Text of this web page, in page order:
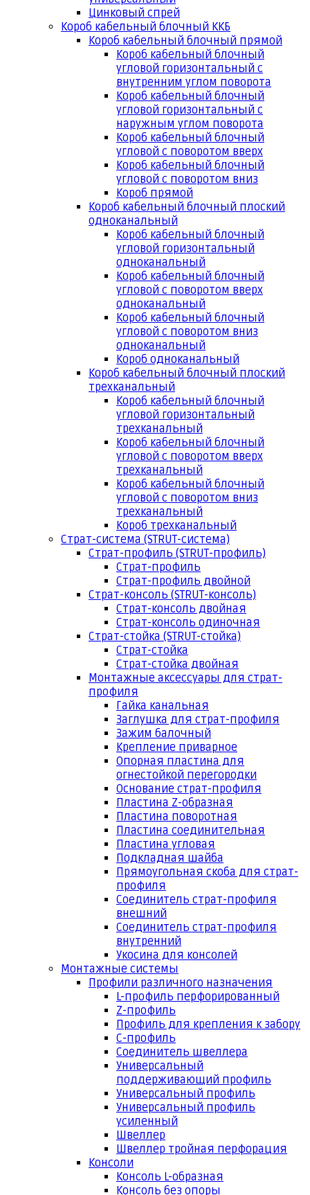
Цинковый спрей
Короб кабельный блочный ККБ
Короб кабельный блочный прямой
Короб кабельный блочный
угловой горизонтальный с
внутренним углом поворота
Короб кабельный блочный
угловой горизонтальный с
наружным углом поворота
Короб кабельный блочный
угловой с поворотом вверх
Короб кабельный блочный
угловой с поворотом вниз
Короб прямой
Короб кабельный блочный плоский
одноканальный
Короб кабельный блочный
угловой горизонтальный
одноканальный
Короб кабельный блочный
угловой с поворотом вверх
одноканальный
Короб кабельный блочный
угловой с поворотом вниз
одноканальный
Короб одноканальный
Короб кабельный блочный плоский
трехканальный
Короб кабельный блочный
угловой горизонтальный
трехканальный
Короб кабельный блочный
угловой с поворотом вверх
трехканальный
Короб кабельный блочный
угловой с поворотом вниз
трехканальный
Короб трехканальный
Страт-система (STRUT-система)
Страт-профиль (STRUT-профиль)
Страт-профиль
Страт-профиль двойной
Страт-консоль (STRUT-консоль)
Страт-консоль двойная
Страт-консоль одиночная
Страт-стойка (STRUT-стойка)
Страт-стойка
Страт-стойка двойная
Монтажные аксессуары для страт-
профиля
Гайка канальная
Заглушка для страт-профиля
Зажим балочный
Крепление приварное
Опорная пластина для
огнестойкой перегородки
Основание страт-профиля
Пластина Z-образная
Пластина поворотная
Пластина соединительная
Пластина угловая
Подкладная шайба
Прямоугольная скоба для страт-
профиля
Соединитель страт-профиля
внешний
Соединитель страт-профиля
внутренний
Укосина для консолей
Монтажные системы
Профили различного назначения
L-профиль перфорированный
Z-профиль
Профиль для крепления к забору
С-профиль
Соединитель швеллера
Универсальный
поддерживающий профиль
Универсальный профиль
Универсальный профиль
усиленный
Швеллер
Швеллер тройная перфорация
Консоли
Консоль L-образная
Консоль без опоры